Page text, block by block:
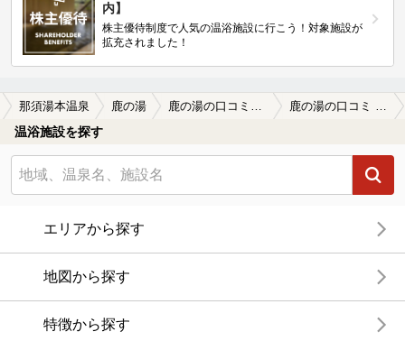
内】
株主優待制度で人気の温浴施設に行こう！対象施設が
拡充されました！
那須湯本温泉 鹿の湯 鹿の湯の口コミ一覧 鹿の湯の口コミ このところ単純温泉の訪問が続いていたの…
温浴施設を探す
エリアから探す
地図から探す
特徴から探す